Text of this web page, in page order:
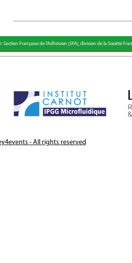
Section Française de l'Adhésion (SFA), division de la Société
- All rights reserved